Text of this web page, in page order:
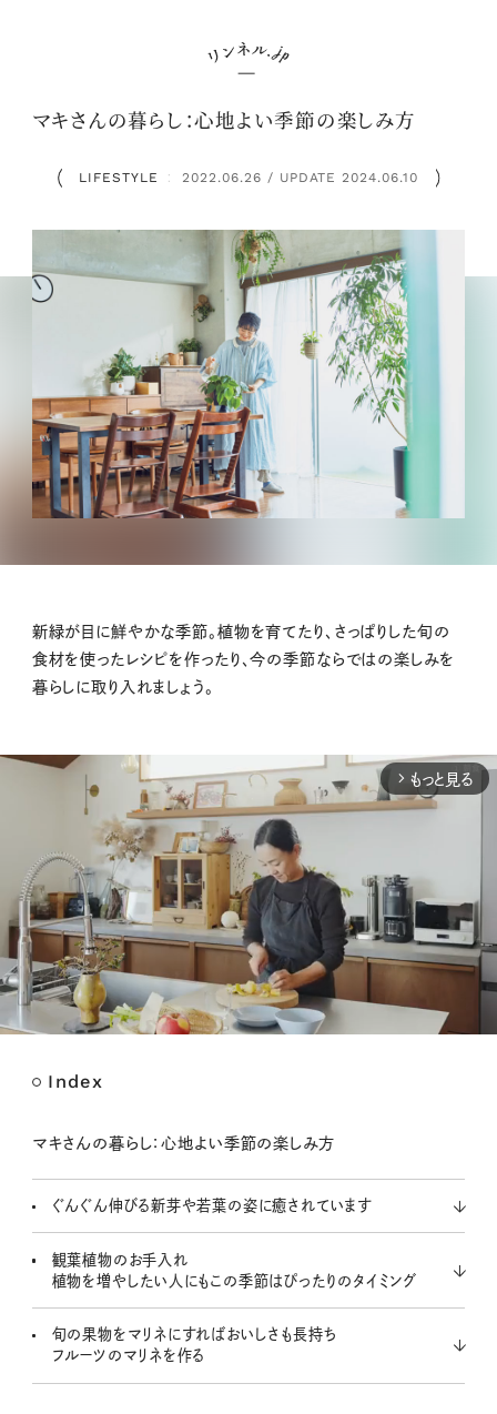
マキさんの暮らし：心地よい季節の楽しみ方
LIFESTYLE ： 2022.06.26 / UPDATE 2024.06.10
新緑が目に鮮やかな季節。植物を育てたり、さっぱりした旬の
食材を使ったレシピを作ったり、今の季節ならではの楽しみを
暮らしに取り入れましょう。
arrow_forward_ios もっと見る
Index
マキさんの暮らし：心地よい季節の楽しみ方
ぐんぐん伸びる新芽や若葉の姿に癒されています
観葉植物のお手入れ
植物を増やしたい人にもこの季節はぴったりのタイミング
旬の果物をマリネにすればおいしさも長持ち
フルーツのマリネを作る